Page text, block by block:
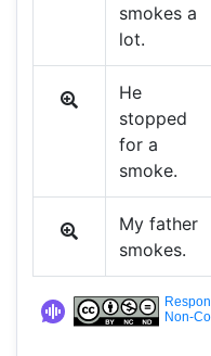
smokes a
lot.
He
stopped
for a
smoke.
My father
smokes.
Non-